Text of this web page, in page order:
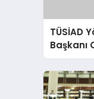
TÜSİAD
Başkanı